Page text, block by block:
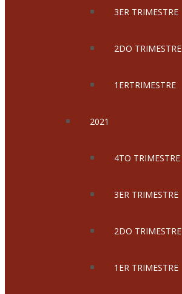
3ER TRIMESTRE
2DO TRIMESTRE
1ERTRIMESTRE
2021
4TO TRIMESTRE
3ER TRIMESTRE
2DO TRIMESTRE
1ER TRIMESTRE